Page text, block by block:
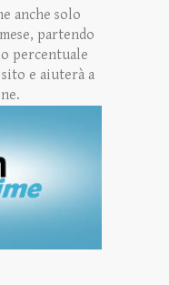
anche solo
partendo
percentuale
e aiuterà a